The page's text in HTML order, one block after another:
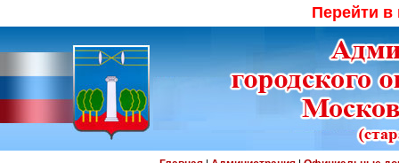
Перейти